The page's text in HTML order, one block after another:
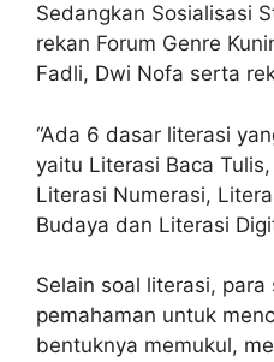
Sedangkan Sosialisasi
rekan Forum Genre
Fadli, Dwi Nofa serta
“Ada 6 dasar literasi
yaitu Literasi Baca
Literasi Numerasi,
Budaya dan Literasi
Selain soal literasi,
pemahaman untuk
bentuknya memukul,